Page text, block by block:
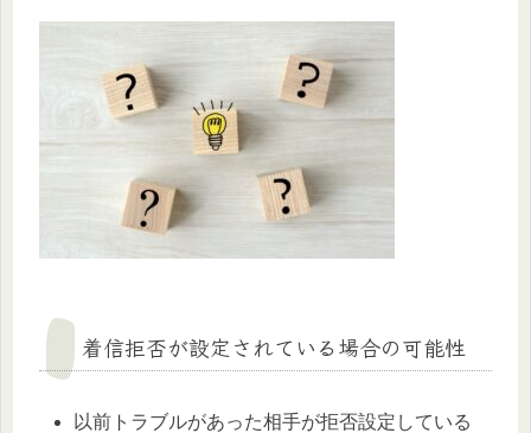
着信拒否が設定されている場合の可能性
以前トラブルがあった相手が拒否設定している